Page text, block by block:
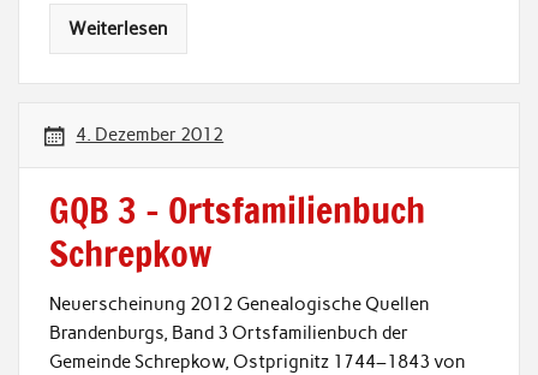
Weiterlesen
4. Dezember 2012
GQB 3 – Ortsfamilienbuch
Schrepkow
Neuerscheinung 2012 Genealogische Quellen
Brandenburgs, Band 3 Ortsfamilienbuch der
Gemeinde Schrepkow, Ostprignitz 1744–1843 von